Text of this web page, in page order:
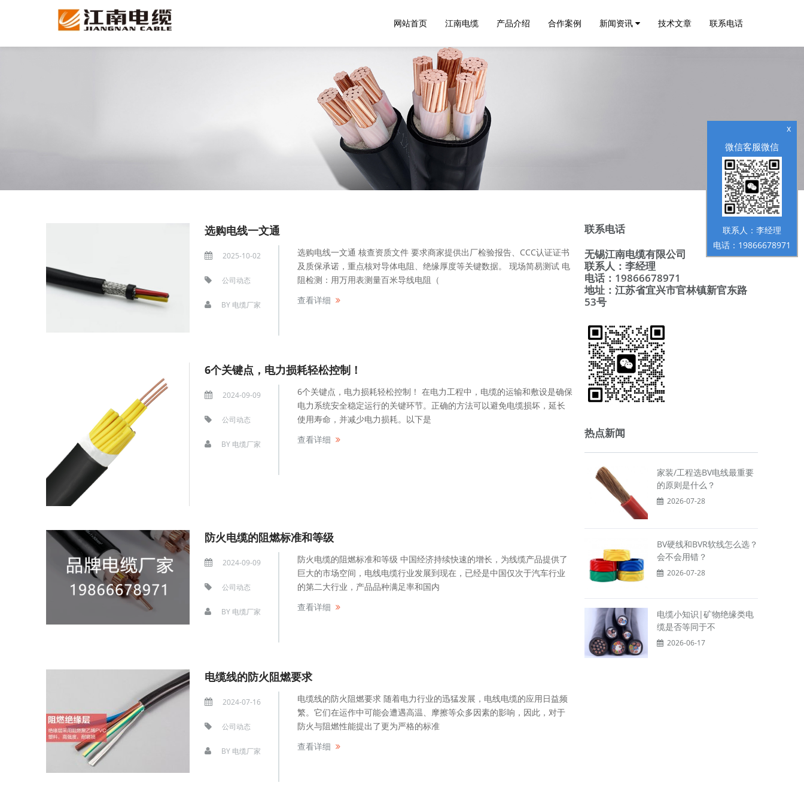
网站首页 江南电缆 产品介绍 合作案例 新闻资讯 技术文章 联系电话
选购电线一文通
2025-10-02
公司动态
BY 电缆厂家
选购电线一文通 核查资质文件 要求商家提供出厂检验报告、CCC认证证书
及质保承诺，重点核对导体电阻、绝缘厚度等关键数据。 现场简易测试 电
阻检测：用万用表测量百米导线电阻（
查看详细
6个关键点，电力损耗轻松控制！
2024-09-09
公司动态
BY 电缆厂家
6个关键点，电力损耗轻松控制！ 在电力工程中，电缆的运输和敷设是确保
电力系统安全稳定运行的关键环节。正确的方法可以避免电缆损坏，延长
使用寿命，并减少电力损耗。以下是
查看详细
防火电缆的阻燃标准和等级
2024-09-09
公司动态
BY 电缆厂家
防火电缆的阻燃标准和等级 中国经济持续快速的增长，为线缆产品提供了
巨大的市场空间，电线电缆行业发展到现在，已经是中国仅次于汽车行业
的第二大行业，产品品种满足率和国内
查看详细
电缆线的防火阻燃要求
2024-07-16
公司动态
BY 电缆厂家
电缆线的防火阻燃要求 随着电力行业的迅猛发展，电线电缆的应用日益频
繁。它们在运作中可能会遭遇高温、摩擦等众多因素的影响，因此，对于
防火与阻燃性能提出了更为严格的标准
查看详细
联系电话
无锡江南电缆有限公司
联系人：李经理
电话：19866678971
地址：江苏省宜兴市官林镇新官东路
53号
热点新闻
家装/工程选BV电线最重要
的原则是什么？
2026-07-28
BV硬线和BVR软线怎么选？
会不会用错？
2026-07-28
电缆小知识|矿物绝缘类电
缆是否等同于不
2026-06-17
x
微信客服微信
联系人：李经理
电话：19866678971